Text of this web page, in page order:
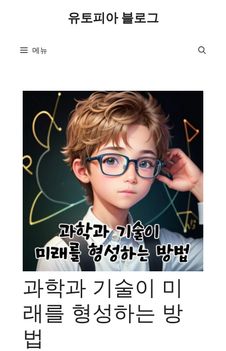
유토피아 블로그
메뉴
과학과 기술이 미
래를 형성하는 방
법